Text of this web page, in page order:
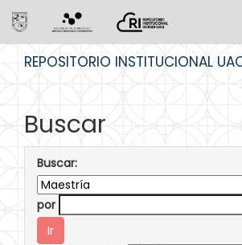
REPOSITORIO INSTITUCIONAL
Buscar
Buscar:
por